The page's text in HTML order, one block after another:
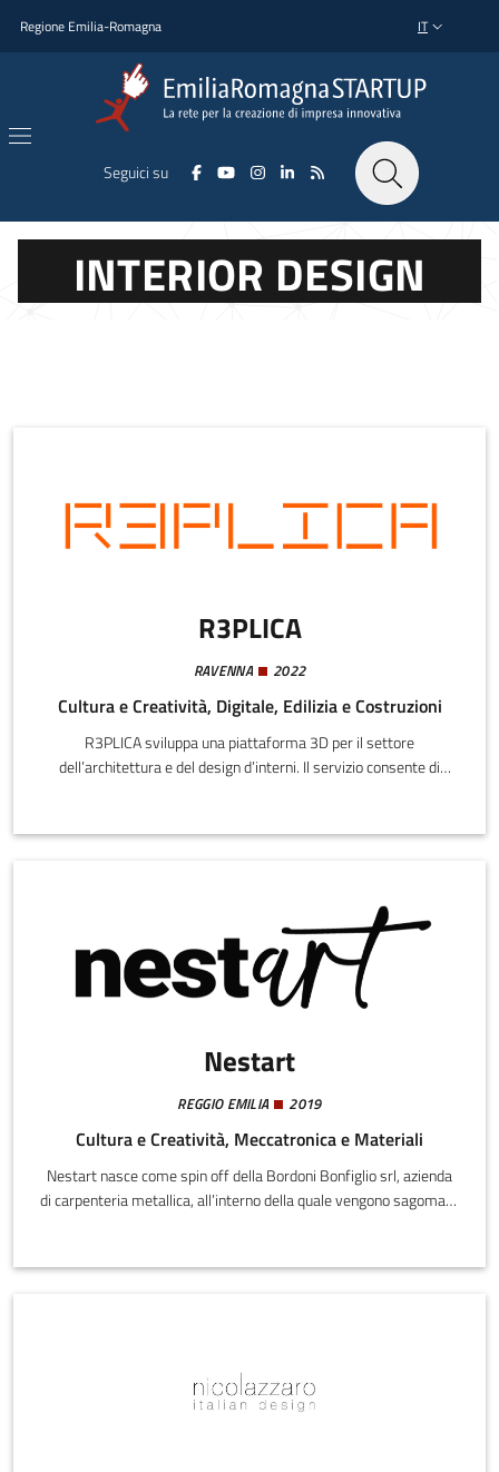
Regione Emilia-Romagna SELETTORE
IT
Seguici su
INTERIOR DESIGN
R3PLICA
RAVENNA 2022
Cultura e Creatività, Digitale, Edilizia e Costruzioni
R3PLICA sviluppa una piattaforma 3D per il settore
dell’architettura e del design d’interni. Il servizio consente di
tecnici. La piattaforma è integrata con Unreal Engine 5,
configurare facilmente gli oggetti all’interno dei progetti.
Nestart
REGGIO EMILIA 2019
Cultura e Creatività, Meccatronica e Materiali
Nestart nasce come spin off della Bordoni Bonfiglio srl, azienda
di carpenteria metallica, all’interno della quale vengono sagomate